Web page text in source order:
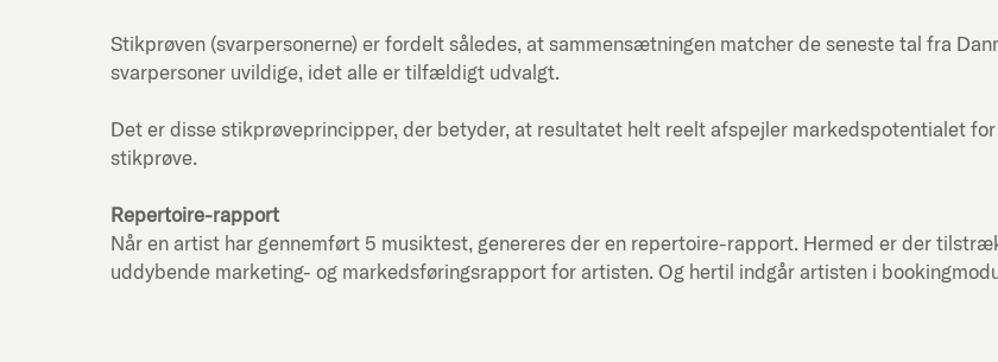
Stikprøven (svarpersonerne) er fordelt således, at sammensætningen matcher de seneste tal fra
svarpersoner uvildige, idet alle er tilfældigt udvalgt.
Det er disse stikprøveprincipper, der betyder, at resultatet helt reelt afspejler markedspotentialet
stikprøve.
Repertoire-rapport
Når en artist har gennemført 5 musiktest, genereres der en repertoire-rapport. Hermed er der
uddybende marketing- og markedsføringsrapport for artisten. Og hertil indgår artisten i